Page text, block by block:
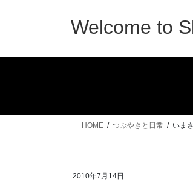
Welcome to
HOME つぶやきと日常 いま
2010年7月14日